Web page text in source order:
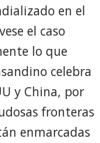
en el
el caso
lo que
celebra
y China, por
fronteras
enmarcadas